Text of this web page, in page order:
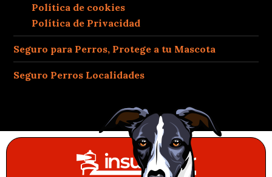
Política de cookies
Política de Privacidad
Seguro para Perros, Protege a tu Mascota
Seguro Perros Localidades